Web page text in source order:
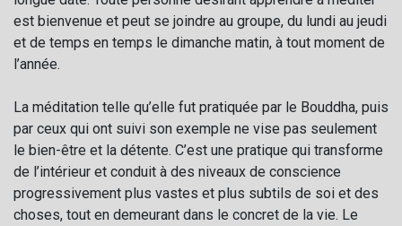
est bienvenue et peut se joindre au groupe, du lundi au jeudi
et de temps en temps le dimanche matin, à tout moment de
l’année.
La méditation telle qu’elle fut pratiquée par le Bouddha, puis
par ceux qui ont suivi son exemple ne vise pas seulement
le bien-être et la détente. C’est une pratique qui transforme
de l’intérieur et conduit à des niveaux de conscience
progressivement plus vastes et plus subtils de soi et des
choses, tout en demeurant dans le concret de la vie. Le